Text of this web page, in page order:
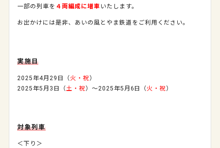
一部の列車を ４両編成に増車 いたします。
お出かけには是非、あいの風とやま鉄道をご利用ください。
実施日
2025年4月29日（火・祝）
2025年5月3日（ 土・祝）～2025年5月6日（火・祝）
対象列車
＜下り＞